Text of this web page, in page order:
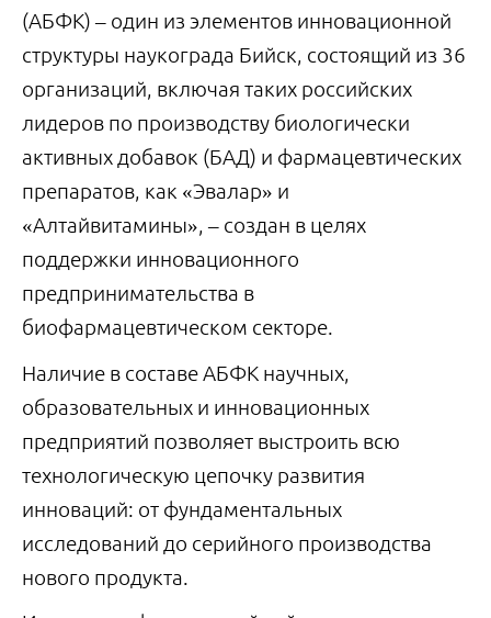
(АБФК) – один из элементов инновационной
структуры наукограда Бийск, состоящий из 36
организаций, включая таких российских
лидеров по производству биологически
активных добавок (БАД) и фармацевтических
препаратов, как «Эвалар» и
«Алтайвитамины», – создан в целях
поддержки инновационного
предпринимательства в
биофармацевтическом секторе.
Наличие в составе АБФК научных,
образовательных и инновационных
предприятий позволяет выстроить всю
технологическую цепочку развития
инноваций: от фундаментальных
исследований до серийного производства
нового продукта.